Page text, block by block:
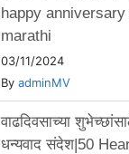
happy
marathi
03/11/2024
By adminMV
वाढदिवसाच्या
धन्यवाद संदेश|50